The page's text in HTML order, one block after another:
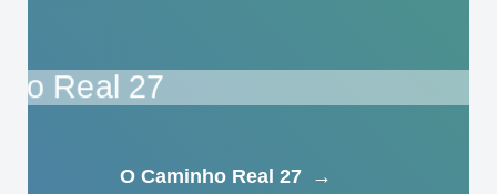
O Caminho Real 27 →